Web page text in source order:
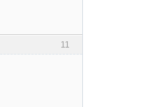
11